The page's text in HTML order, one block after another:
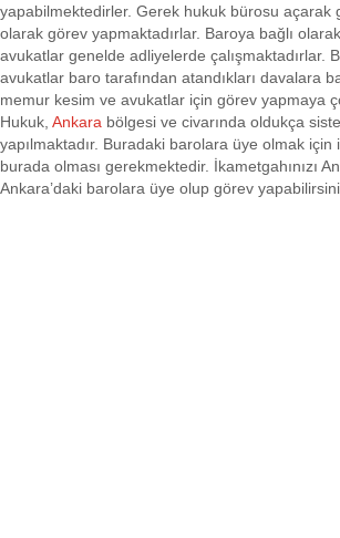
yapabilmektedirler. Gerek hukuk bürosu açarak
olarak görev yapmaktadırlar. Baroya bağlı
avukatlar genelde adliyelerde çalışmaktadırlar.
avukatlar baro tarafından atandıkları davalara
memur kesim ve avukatlar için görev yapmaya
Hukuk, Ankara bölgesi ve civarında oldukça
yapılmaktadır. Buradaki barolara üye olmak için
burada olması gerekmektedir. İkametgahınızı
Ankara’daki barolara üye olup görev